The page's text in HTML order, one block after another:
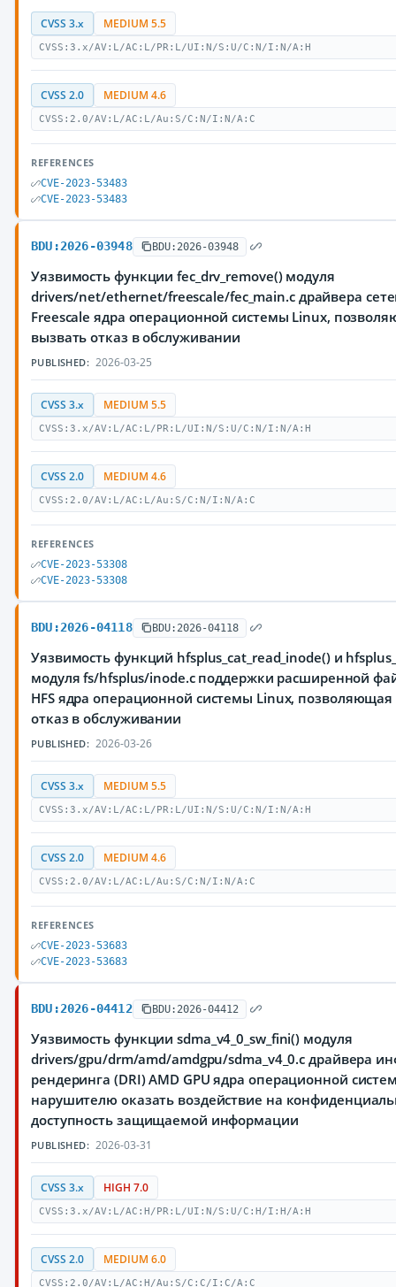
CVSS 3.x MEDIUM 5.5
CVSS:3.x/AV:L/AC:L/PR:L/UI:N/S:U/C:N/I:N/A:H
CVSS 2.0 MEDIUM 4.6
CVSS:2.0/AV:L/AC:L/Au:S/C:N/I:N/A:C
REFERENCES
CVE-2023-53483
CVE-2023-53483
BDU:2026-03948 BDU:2026-03948
Уязвимость функции fec_drv_remove() модуля
drivers/net/ethernet/freescale/fec_main.c драйвера
Freescale ядра операционной системы Linux,
вызвать отказ в обслуживании
PUBLISHED: 2026-03-25
CVSS 3.x MEDIUM 5.5
CVSS:3.x/AV:L/AC:L/PR:L/UI:N/S:U/C:N/I:N/A:H
CVSS 2.0 MEDIUM 4.6
CVSS:2.0/AV:L/AC:L/Au:S/C:N/I:N/A:C
REFERENCES
CVE-2023-53308
CVE-2023-53308
BDU:2026-04118 BDU:2026-04118
Уязвимость функций hfsplus_cat_read_inode() и
модуля fs/hfsplus/inode.c поддержки расширенной
HFS ядра операционной системы Linux,
отказ в обслуживании
PUBLISHED: 2026-03-26
CVSS 3.x MEDIUM 5.5
CVSS:3.x/AV:L/AC:L/PR:L/UI:N/S:U/C:N/I:N/A:H
CVSS 2.0 MEDIUM 4.6
CVSS:2.0/AV:L/AC:L/Au:S/C:N/I:N/A:C
REFERENCES
CVE-2023-53683
CVE-2023-53683
BDU:2026-04412 BDU:2026-04412
Уязвимость функции sdma_v4_0_sw_fini() модуля
drivers/gpu/drm/amd/amdgpu/sdma_v4_0.c драйвера
рендеринга (DRI) AMD GPU ядра операционной
нарушителю оказать воздействие на
доступность защищаемой информации
PUBLISHED: 2026-03-31
CVSS 3.x HIGH 7.0
CVSS:3.x/AV:L/AC:H/PR:L/UI:N/S:U/C:H/I:H/A:H
CVSS 2.0 MEDIUM 6.0
CVSS:2.0/AV:L/AC:H/Au:S/C:C/I:C/A:C